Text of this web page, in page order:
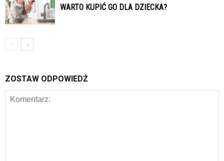
WARTO KUPIĆ GO DLA DZIECKA?
ZOSTAW ODPOWIEDŹ